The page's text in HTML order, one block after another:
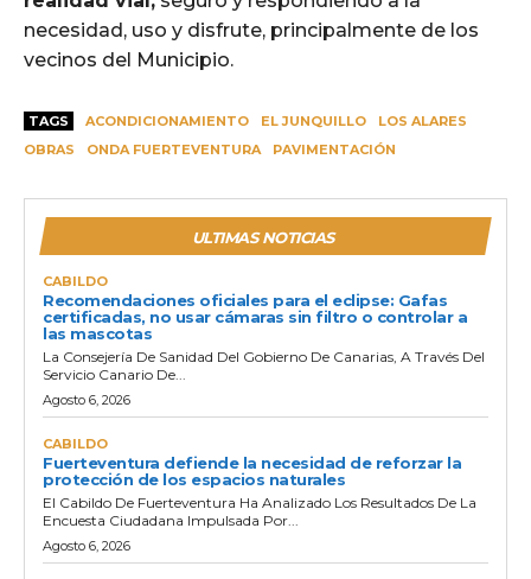
necesidad, uso y disfrute, principalmente de los
vecinos del Municipio.
TAGS ACONDICIONAMIENTO EL JUNQUILLO
LOS ALARES
OBRAS
ONDA FUERTEVENTURA PAVIMENTACIÓN
ULTIMAS NOTICIAS
CABILDO
Recomendaciones oficiales para el eclipse: Gafas
certificadas, no usar cámaras sin filtro o controlar a
las mascotas
La Consejería De Sanidad Del Gobierno De Canarias, A Través Del
Servicio Canario De...
Agosto 6, 2026
CABILDO
Fuerteventura defiende la necesidad de reforzar la
protección de los espacios naturales
El Cabildo De Fuerteventura Ha Analizado Los Resultados De La
Encuesta Ciudadana Impulsada Por...
Agosto 6, 2026